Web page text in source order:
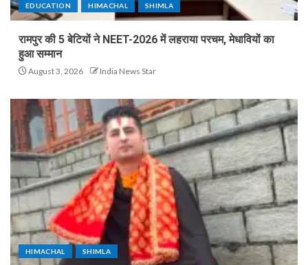
EDUCATION HIMACHAL SHIMLA
रामपुर की 5 बेटियों ने NEET-2026 में लहराया परचम, मेधावियों का
हुआ सम्मान
August 3, 2026 India News Star
HIMACHAL SHIMLA